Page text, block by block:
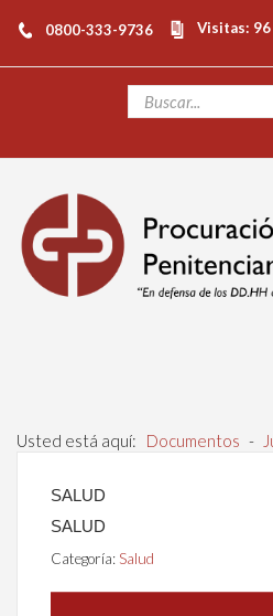
0800-333-9736 Visitas:
Usted está aquí: Documentos -
SALUD
SALUD
Categoría: Salud